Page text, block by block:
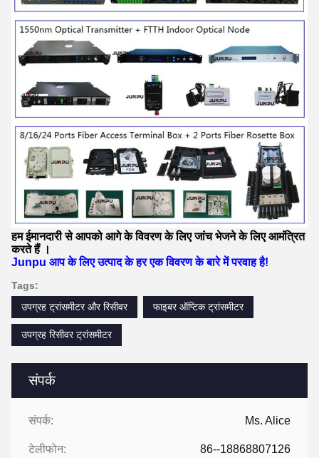
संपर्क
संपर्क: Ms. Alice
टेलीफोन: 86--18868807126
हम ईमानदारी से आपको आगे के विवरण के लिए जांच भेजने के लिए आमंत्रित
करते हैं ।
Junpu आप के लिए उत्पाद के हर एक विवरण के बारे में परवाह है!
Tags:
उपग्रह ट्रांसमीटर और रिसीवर
फाइबर ऑप्टिक ट्रांसमीटर
उपग्रह रिसीवर ट्रांसमीटर